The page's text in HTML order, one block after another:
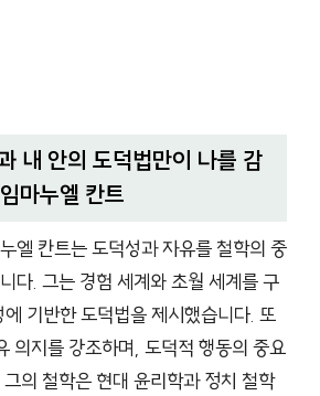
내 안의 도덕법만이 나를 감
마누엘 칸트
엘 칸트는 도덕성과 자유를 철학의 중
다. 그는 경험 세계와 초월 세계를 구
기반한 도덕법을 제시했습니다. 또
의지를 강조하며, 도덕적 행동의 중요
의 철학은 현대 윤리학과 정치 철학